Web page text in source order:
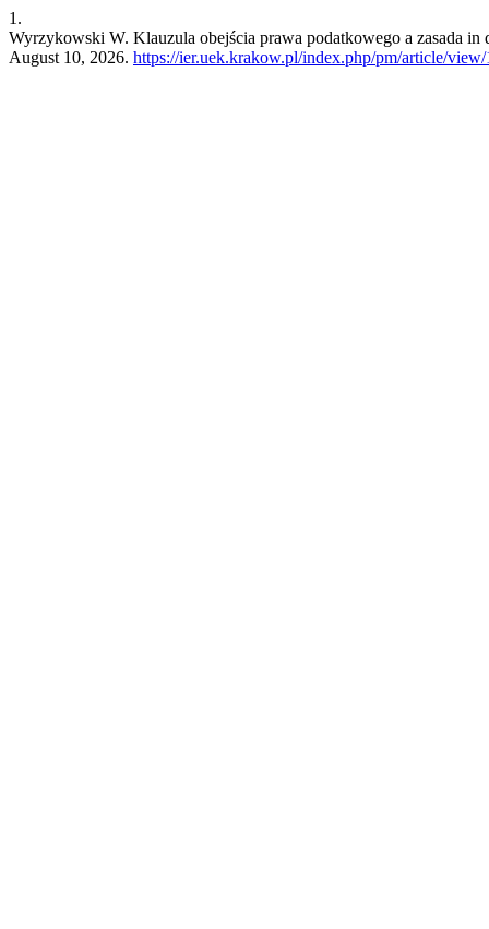
1.
Wyrzykowski W. Klauzula obejścia prawa podatkowego a zasada
August 10, 2026. https://ier.uek.krakow.pl/index.php/pm/article/view/